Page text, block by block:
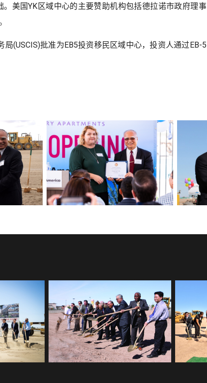
美国YK区域中心的主要赞助机构包括德拉诺市政府理事
批准为EB5投资移民区域中心，投资人通过EB-5